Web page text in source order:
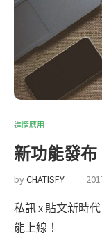
進階應用
新功能發
byCHATISFY
私訊 x 貼文新時
能上線！